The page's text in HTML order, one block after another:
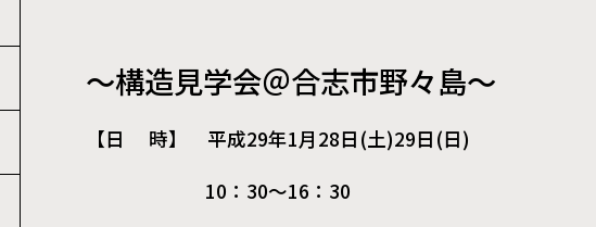
～構造見学会＠合志市野々島～
【日 時】 平成29年1月28日(土)29日(日)
10：30～16：30